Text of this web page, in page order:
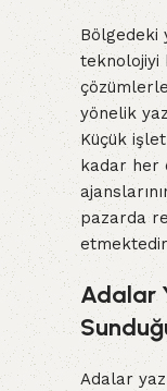
Bölgedeki
teknolojiyi
yönelik
Küçük
kadar her
pazarda
Adalar
Adalar